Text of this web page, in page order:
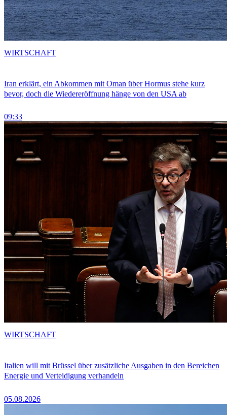
Iran erklärt, ein Abkommen mit Oman über Hormus stehe kurz
bevor, doch die Wiedereröffnung hänge von den USA ab
09:33
WIRTSCHAFT
Italien will mit Brüssel über zusätzliche Ausgaben in den Bereichen
Energie und Verteidigung verhandeln
05.08.2026
WIRTSCHAFT